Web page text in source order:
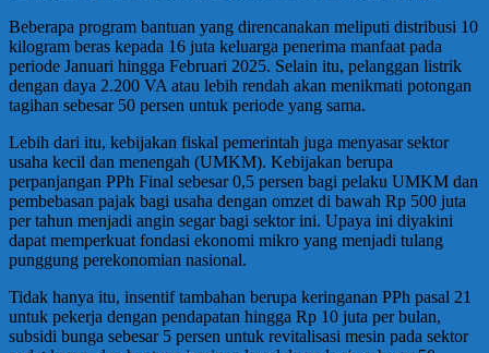
Beberapa program bantuan yang direncanakan meliputi distribusi 10
kilogram beras kepada 16 juta keluarga penerima manfaat pada
periode Januari hingga Februari 2025. Selain itu, pelanggan listrik
dengan daya 2.200 VA atau lebih rendah akan menikmati potongan
tagihan sebesar 50 persen untuk periode yang sama.
Lebih dari itu, kebijakan fiskal pemerintah juga menyasar sektor
usaha kecil dan menengah (UMKM). Kebijakan berupa
perpanjangan PPh Final sebesar 0,5 persen bagi pelaku UMKM dan
pembebasan pajak bagi usaha dengan omzet di bawah Rp 500 juta
per tahun menjadi angin segar bagi sektor ini. Upaya ini diyakini
dapat memperkuat fondasi ekonomi mikro yang menjadi tulang
punggung perekonomian nasional.
Tidak hanya itu, insentif tambahan berupa keringanan PPh pasal 21
untuk pekerja dengan pendapatan hingga Rp 10 juta per bulan,
subsidi bunga sebesar 5 persen untuk revitalisasi mesin pada sektor